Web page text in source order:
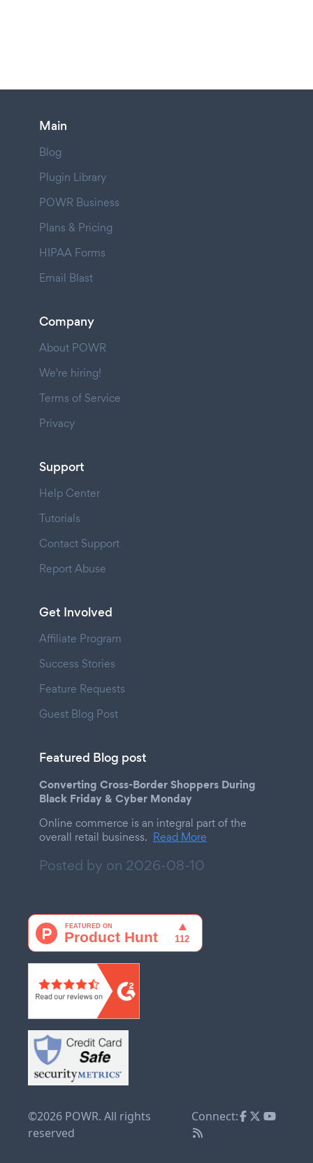
Main
Blog
Plugin Library
POWR Business
Plans & Pricing
HIPAA Forms
Email Blast
Company
About POWR
We're hiring!
Terms of Service
Privacy
Support
Help Center
Tutorials
Contact Support
Report Abuse
Get Involved
Affiliate Program
Success Stories
Feature Requests
Guest Blog Post
Featured Blog post
Converting Cross-Border Shoppers During
Black Friday & Cyber Monday
Online commerce is an integral part of the
overall retail business. Read More
Posted by on 2026-08-10
©2026 POWR. All rights
reserved
Connect: